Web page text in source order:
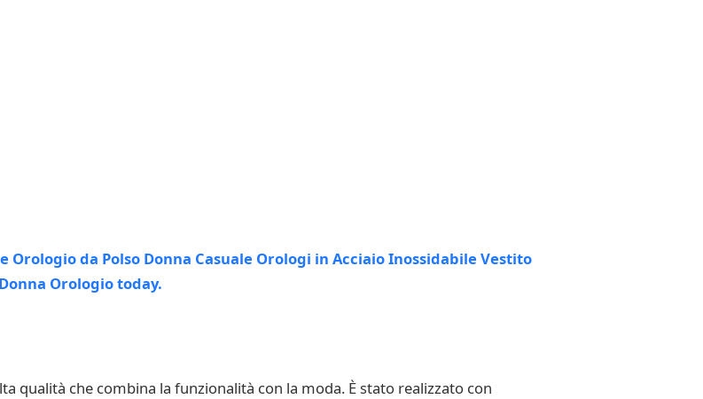
qualità che combina la funzionalità con la moda. È stato realizzato con